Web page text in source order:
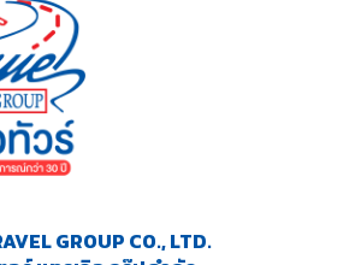
GROUP CO., LTD.